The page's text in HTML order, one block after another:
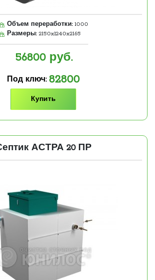
Объем переработки: 1000
Размеры: 2150x1240x2165
56800руб.
Под ключ: 82800
Купить
АСТРА 20 ПР